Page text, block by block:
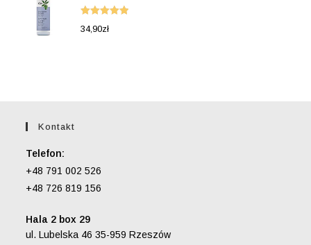
Oceniono
34,90zł
Kontakt
Telefon:
+48 791 002 526
+48 726 819 156
Hala 2 box 29
ul. Lubelska 46 35-959 Rzeszów